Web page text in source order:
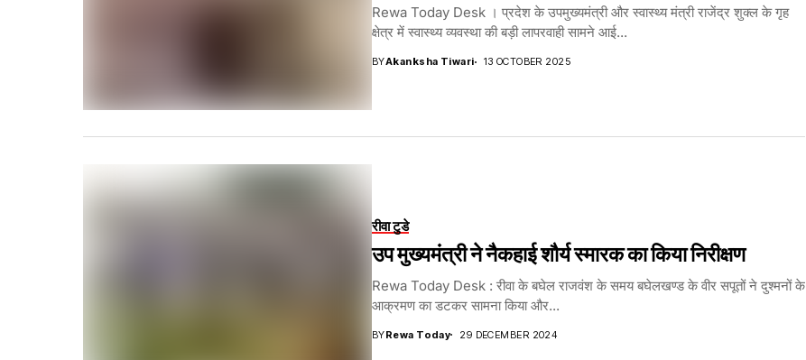
Rewa Today Desk । प्रदेश के उपमुख्यमंत्री और स्वास्थ्य मंत्री राजेंद्र शुक्ल के गृह
क्षेत्र में स्वास्थ्य व्यवस्था की बड़ी लापरवाही सामने आई...
BYAkanksha Tiwari 13 OCTOBER 2025
रीवा टुडे
उप मुख्यमंत्री ने नैकहाई शौर्य स्मारक का किया निरीक्षण
Rewa Today Desk : रीवा के बघेल राजवंश के समय बघेलखण्ड के वीर सपूतों ने दुश्मनों के
आक्रमण का डटकर सामना किया और...
BYRewa Today 29 DECEMBER 2024